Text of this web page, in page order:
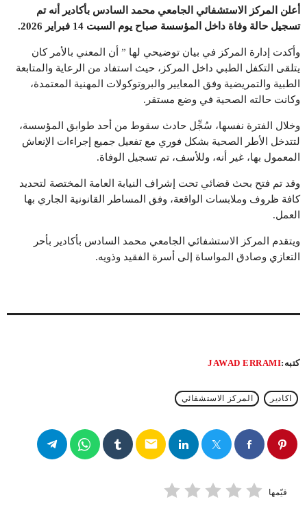
أعلن المركز الاستشفائي الجامعي محمد السادس بأكادير أنه تم
تسجيل حالة وفاة داخل المؤسسة صباح يوم السبت 14 فبراير 2026
.
وأكدت إدارة المركز في بيان توضيحي لها ” أن المعني بالأمر كان
يتلقى التكفل الطبي داخل المركز، حيث استفاد من الرعاية والمتابعة
الطبية والتمريضية وفق المعايير والبروتوكولات المهنية المعتمدة،
وكانت حالته الصحية في وضع مستقر.
وخلال الفترة نفسها، سُجِّل حادث سقوط من أحد طوابق المؤسسة،
لتتدخل الأطر الصحية بشكل فوري مع تفعيل جميع إجراءات الإنعاش
المعمول بها، غير أنه، وللأسف، تم تسجيل الوفاة.
وقد تم فتح بحث قضائي تحت إشراف النيابة العامة المختصة لتحديد
كافة ظروف وملابسات الواقعة، وفق المساطر القانونية الجاري بها
العمل.
ويتقدم المركز الاستشفائي الجامعي محمد السادس بأكادير بأحر
التعازي وصادق المواساة إلى أسرة الفقيد وذويه.
كتبه:JAWAD ERRAMI
اكادير المركز الاستشفائي
email
قيّمها